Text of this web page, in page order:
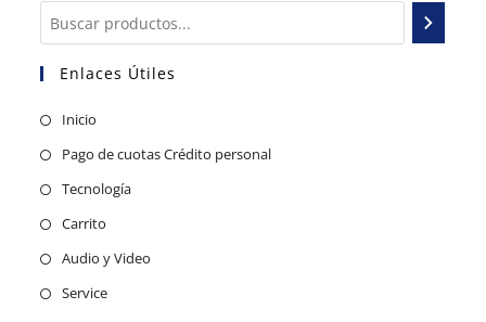
Enlaces Útiles
Inicio
Pago de cuotas Crédito personal
Tecnología
Carrito
Audio y Video
Service